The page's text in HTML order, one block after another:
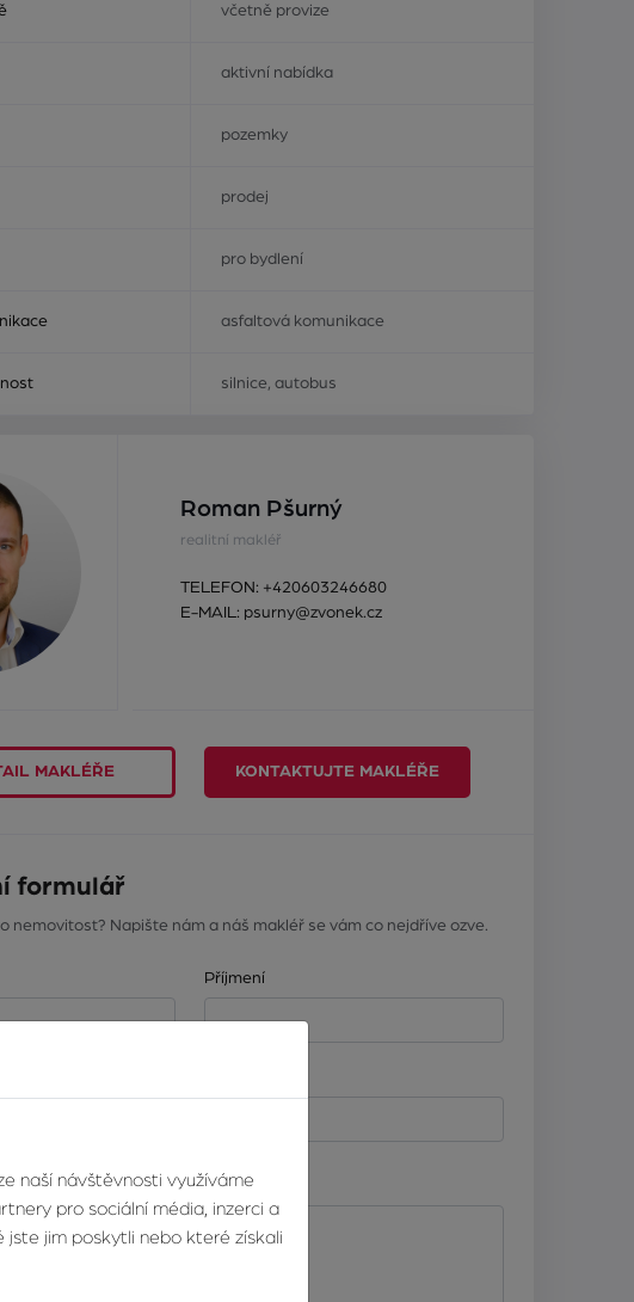
včetně provize
aktivní nabídka
pozemky
prodej
pro bydlení
asfaltová komunikace
silnice, autobus
Roman Pšurný
realitní makléř
TELEFON: +420603246680
E-MAIL: psurny@zvonek.cz
MAKLÉŘE KONTAKTUJTE MAKLÉŘE
formulář
nemovitost? Napište nám a náš makléř se vám co nejdříve ozve.
Příjmení
naší návštěvnosti využíváme
pro sociální média, inzerci a
jim poskytli nebo které získali